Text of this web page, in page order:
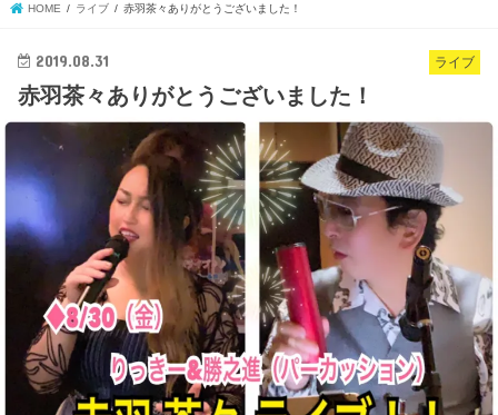
HOME ライブ 赤羽茶々ありがとうございました！
ライブ
2019.08.31
赤羽茶々ありがとうございました！